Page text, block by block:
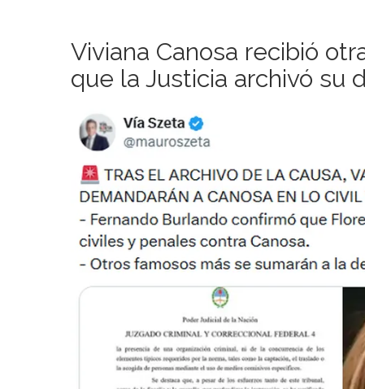
Viviana Canosa recibió
que la Justicia archivó su